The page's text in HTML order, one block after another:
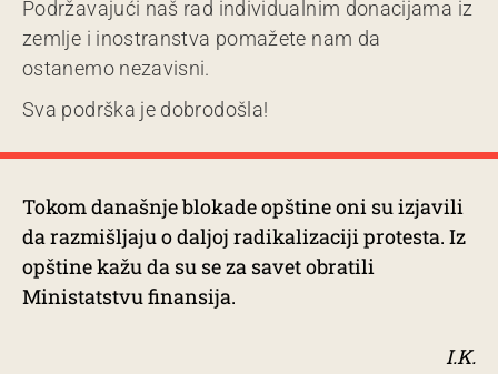
Podržavajući naš rad individualnim donacijama iz
zemlje i inostranstva pomažete nam da
ostanemo nezavisni.
Sva podrška je dobrodošla!
Tokom današnje blokade opštine oni su izjavili
da razmišljaju o daljoj radikalizaciji protesta. Iz
opštine kažu da su se za savet obratili
Ministatstvu finansija.
I.K.